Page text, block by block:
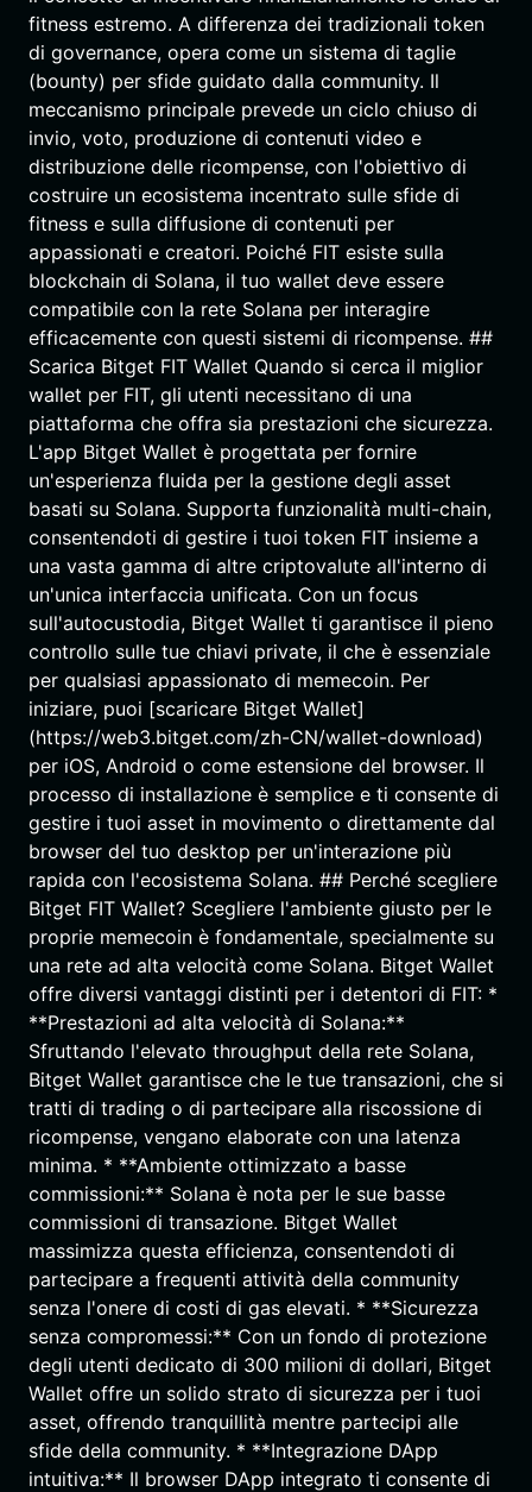
fitness estremo. A differenza dei tradizionali token
di governance, opera come un sistema di taglie
(bounty) per sfide guidato dalla community. Il
meccanismo principale prevede un ciclo chiuso di
invio, voto, produzione di contenuti video e
distribuzione delle ricompense, con l'obiettivo di
costruire un ecosistema incentrato sulle sfide di
fitness e sulla diffusione di contenuti per
appassionati e creatori. Poiché FIT esiste sulla
blockchain di Solana, il tuo wallet deve essere
compatibile con la rete Solana per interagire
efficacemente con questi sistemi di ricompense. ##
Scarica Bitget FIT Wallet Quando si cerca il miglior
wallet per FIT, gli utenti necessitano di una
piattaforma che offra sia prestazioni che sicurezza.
L'app Bitget Wallet è progettata per fornire
un'esperienza fluida per la gestione degli asset
basati su Solana. Supporta funzionalità multi-chain,
consentendoti di gestire i tuoi token FIT insieme a
una vasta gamma di altre criptovalute all'interno di
un'unica interfaccia unificata. Con un focus
sull'autocustodia, Bitget Wallet ti garantisce il pieno
controllo sulle tue chiavi private, il che è essenziale
per qualsiasi appassionato di memecoin. Per
iniziare, puoi [scaricare Bitget Wallet]
(https://web3.bitget.com/zh-CN/wallet-download)
per iOS, Android o come estensione del browser. Il
processo di installazione è semplice e ti consente di
gestire i tuoi asset in movimento o direttamente dal
browser del tuo desktop per un'interazione più
rapida con l'ecosistema Solana. ## Perché scegliere
Bitget FIT Wallet? Scegliere l'ambiente giusto per le
proprie memecoin è fondamentale, specialmente su
una rete ad alta velocità come Solana. Bitget Wallet
offre diversi vantaggi distinti per i detentori di FIT: *
**Prestazioni ad alta velocità di Solana:**
Sfruttando l'elevato throughput della rete Solana,
Bitget Wallet garantisce che le tue transazioni, che si
tratti di trading o di partecipare alla riscossione di
ricompense, vengano elaborate con una latenza
minima. * **Ambiente ottimizzato a basse
commissioni:** Solana è nota per le sue basse
commissioni di transazione. Bitget Wallet
massimizza questa efficienza, consentendoti di
partecipare a frequenti attività della community
senza l'onere di costi di gas elevati. * **Sicurezza
senza compromessi:** Con un fondo di protezione
degli utenti dedicato di 300 milioni di dollari, Bitget
Wallet offre un solido strato di sicurezza per i tuoi
asset, offrendo tranquillità mentre partecipi alle
sfide della community. * **Integrazione DApp
intuitiva:** Il browser DApp integrato ti consente di